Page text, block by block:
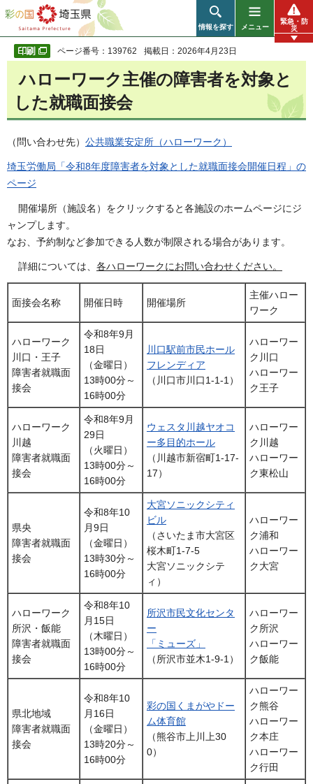
彩の国 埼玉県
情報を探す メニュー
緊急・防
災
ページ番号：139762 掲載日：2026年4月23日
ハローワーク主催の障害者を対象と
した就職面接会
（問い合わせ先） 公共職業安定所（ハローワーク）
埼玉労働局「令和8年度障害者を対象とした就職面接会開催日程」の
ページ
開催場所（施設名）をクリックすると各施設のホームページにジ
ャンプします。
なお、予約制など参加できる人数が制限される場合があります。
詳細については、 各ハローワークにお問い合わせください。
面接会名称 開催日時 開催場所
主催ハロー
ワーク
ハローワーク
川口・王子
障害者就職面
接会
令和8年9月
18日
（金曜日）
13時00分～
16時00分
川口駅前市民ホール
フレンディア
（川口市川口1-1-1）
ハローワー
ク川口
ハローワー
ク王子
ハローワーク
川越
障害者就職面
接会
令和8年9月
29日
（火曜日）
13時00分～
16時00分
ウェスタ川越ヤオコ
ー多目的ホール
（川越市新宿町1-17-
17）
ハローワー
ク川越
ハローワー
ク東松山
県央
障害者就職面
接会
令和8年10
月9日
（金曜日）
13時30分～
16時00分
大宮ソニックシティ
ビル
（さいたま市大宮区
桜木町1-7-5
大宮ソニックシテ
ィ）
ハローワー
ク浦和
ハローワー
ク大宮
ハローワーク
所沢・飯能
障害者就職面
接会
令和8年10
月15日
（木曜日）
13時00分～
16時00分
所沢市民文化センタ
ー
「ミューズ」
（所沢市並木1-9-1）
ハローワー
ク所沢
ハローワー
ク飯能
県北地域
障害者就職面
接会
令和8年10
月16日
（金曜日）
13時20分～
16時00分
彩の国くまがやドー
ム体育館
（熊谷市上川上30
0）
ハローワー
ク熊谷
ハローワー
ク本庄
ハローワー
ク行田